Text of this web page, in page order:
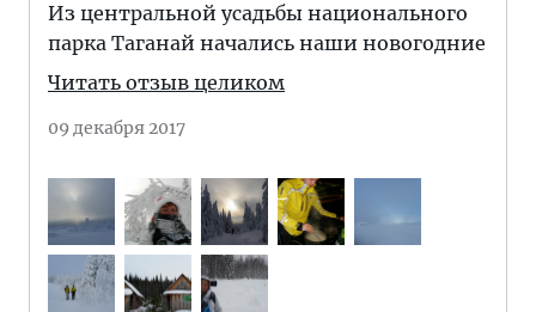
Из центральной усадьбы национального
парка Таганай начались наши новогодние
Читать отзыв целиком
09 декабря 2017